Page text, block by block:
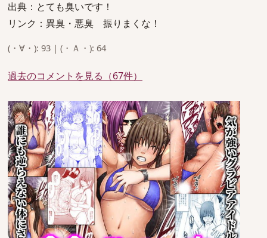
出典：とても臭いです！
リンク：異臭・悪臭 振りまくな！
(・∀・): 93 | (・Ａ・): 64
過去のコメントを見る（67件）